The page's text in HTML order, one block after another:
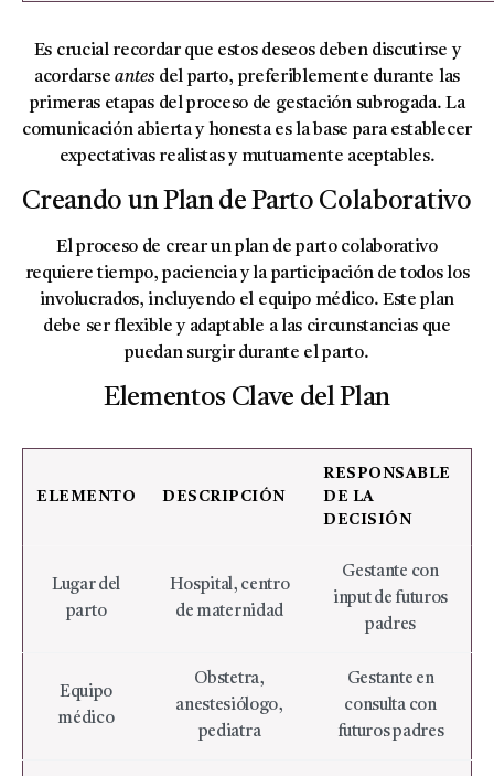
Es crucial recordar que estos deseos deben discutirse y
acordarse antesdel parto, preferiblemente durante las
primeras etapas del proceso de gestación subrogada. La
comunicación abierta y honesta es la base para establecer
expectativas realistas y mutuamente aceptables.
Creando un Plan de Parto Colaborativo
El proceso de crear un plan de parto colaborativo
requiere tiempo, paciencia y la participación de todos los
involucrados, incluyendo el equipo médico. Este plan
debe ser flexible y adaptable a las circunstancias que
puedan surgir durante el parto.
Elementos Clave del Plan
ELEMENTO DESCRIPCIÓN
RESPONSABLE
DE LA
DECISIÓN
Lugar del
parto
Hospital, centro
de maternidad
Gestante con
input de futuros
padres
Equipo
médico
Obstetra,
anestesiólogo,
pediatra
Gestante en
consulta con
futuros padres